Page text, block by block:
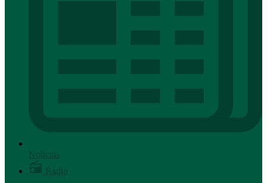
Notícias
Rádio